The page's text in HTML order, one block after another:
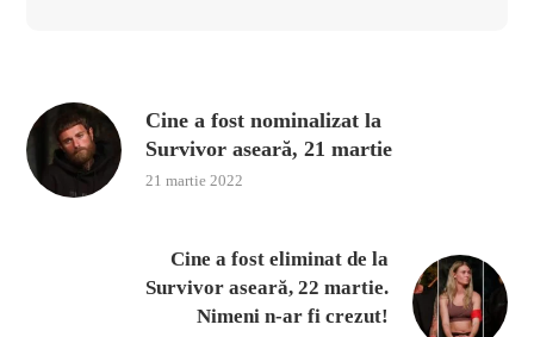
Cine a fost nominalizat la
Survivor aseară, 21 martie
21 martie 2022
Cine a fost eliminat de la
Survivor aseară, 22 martie.
Nimeni n-ar fi crezut!